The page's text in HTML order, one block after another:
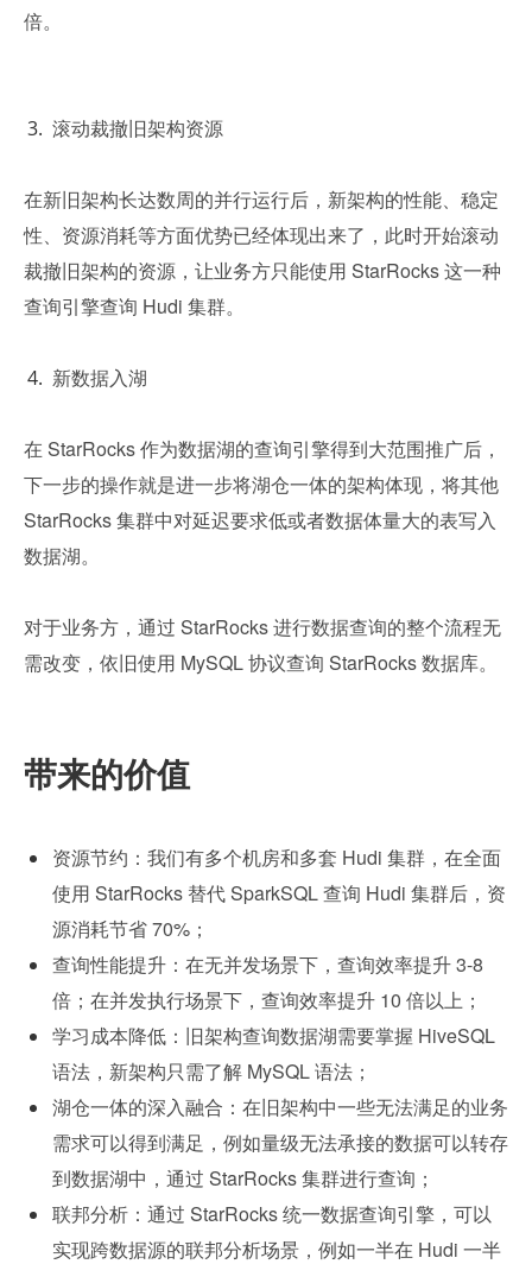
倍。
滚动裁撤旧架构资源
在新旧架构长达数周的并行运行后，新架构的性能、稳定
性、资源消耗等方面优势已经体现出来了，此时开始滚动
裁撤旧架构的资源，让业务方只能使用 StarRocks 这一种
查询引擎查询 Hudi 集群。
新数据入湖
在 StarRocks 作为数据湖的查询引擎得到大范围推广后，
下一步的操作就是进一步将湖仓一体的架构体现，将其他
StarRocks 集群中对延迟要求低或者数据体量大的表写入
数据湖。
对于业务方，通过 StarRocks 进行数据查询的整个流程无
需改变，依旧使用 MySQL 协议查询 StarRocks 数据库。
带来的价值
资源节约：我们有多个机房和多套 Hudi 集群，在全面
使用 StarRocks 替代 SparkSQL 查询 Hudi 集群后，资
源消耗节省 70%；
查询性能提升：在无并发场景下，查询效率提升 3-8
倍；在并发执行场景下，查询效率提升 10 倍以上；
学习成本降低：旧架构查询数据湖需要掌握 HiveSQL
语法，新架构只需了解 MySQL 语法；
湖仓一体的深入融合：在旧架构中一些无法满足的业务
需求可以得到满足，例如量级无法承接的数据可以转存
到数据湖中，通过 StarRocks 集群进行查询；
联邦分析：通过 StarRocks 统一数据查询引擎，可以
实现跨数据源的联邦分析场景，例如一半在 Hudi 一半